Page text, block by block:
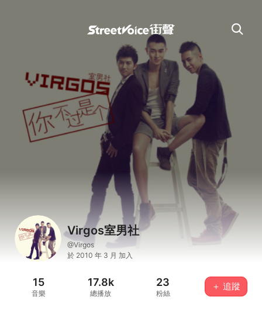
Virgos室男社
@Virgos
於 2010 年 3 月 加入
15
音樂
17.8k
總播放
23
粉絲
＋ 追蹤